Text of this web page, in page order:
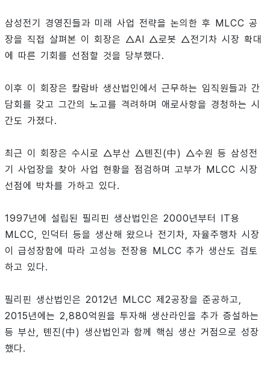
삼성전기 경영진들과 미래 사업 전략을 논의한 후 MLCC 공
장을 직접 살펴본 이 회장은 △AI △로봇 △전기차 시장 확대
에 따른 기회를 선점할 것을 당부했다.
이후 이 회장은 칼람바 생산법인에서 근무하는 임직원들과 간
담회를 갖고 그간의 노고를 격려하며 애로사항을 경청하는 시
간도 가졌다.
최근 이 회장은 수시로 △부산 △톈진(中) △수원 등 삼성전
기 사업장을 찾아 사업 현황을 점검하며 고부가 MLCC 시장
선점에 박차를 가하고 있다.
1997년에 설립된 필리핀 생산법인은 2000년부터 IT용
MLCC, 인덕터 등을 생산해 왔으나 전기차, 자율주행차 시장
이 급성장함에 따라 고성능 전장용 MLCC 추가 생산도 검토
하고 있다.
필리핀 생산법인은 2012년 MLCC 제2공장을 준공하고,
2015년에는 2,880억원을 투자해 생산라인을 추가 증설하는
등 부산, 톈진(中) 생산법인과 함께 핵심 생산 거점으로 성장
했다.